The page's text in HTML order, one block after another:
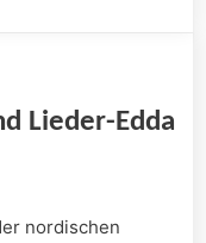
Lieder-Edda
nordischen